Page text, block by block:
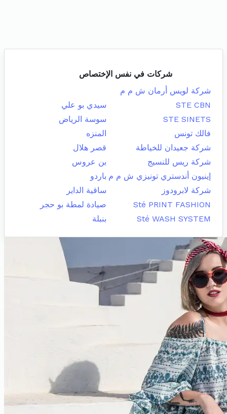
شركات في نفس الإختصاص
شركة لويس أرمان ش م م
STE CBN
سيدي بو علي
STE SINETS
سوسة الرياض
فالك تونس
المنزه
شركة جعيدان للخياطة
قصر هلال
شركة ريس للنسيج
بن عروس
إينيون أندستري تونيزي ش م م باردو
شركة لابرودوز
ساقية الداير
Sté PRINT FASHION
صيادة لمطة بو حجر
Sté WASH SYSTEM
بنبلة